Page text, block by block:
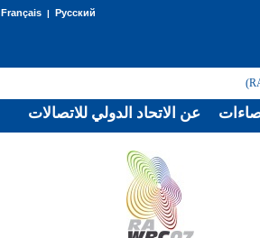
Français| Русский
عن الاتحاد الدولي للاتصالات